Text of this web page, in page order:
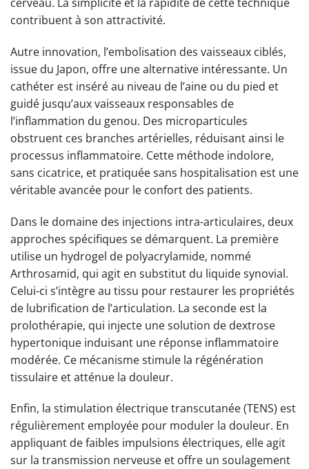
contribuent à son attractivité.
Autre innovation, l’embolisation des vaisseaux ciblés,
issue du Japon, offre une alternative intéressante. Un
cathéter est inséré au niveau de l’aine ou du pied et
guidé jusqu’aux vaisseaux responsables de
l’inflammation du genou. Des microparticules
obstruent ces branches artérielles, réduisant ainsi le
processus inflammatoire. Cette méthode indolore,
sans cicatrice, et pratiquée sans hospitalisation est une
véritable avancée pour le confort des patients.
Dans le domaine des injections intra-articulaires, deux
approches spécifiques se démarquent. La première
utilise un hydrogel de polyacrylamide, nommé
Arthrosamid, qui agit en substitut du liquide synovial.
Celui-ci s’intègre au tissu pour restaurer les propriétés
de lubrification de l’articulation. La seconde est la
prolothérapie, qui injecte une solution de dextrose
hypertonique induisant une réponse inflammatoire
modérée. Ce mécanisme stimule la régénération
tissulaire et atténue la douleur.
Enfin, la stimulation électrique transcutanée (TENS) est
régulièrement employée pour moduler la douleur. En
appliquant de faibles impulsions électriques, elle agit
sur la transmission nerveuse et offre un soulagement